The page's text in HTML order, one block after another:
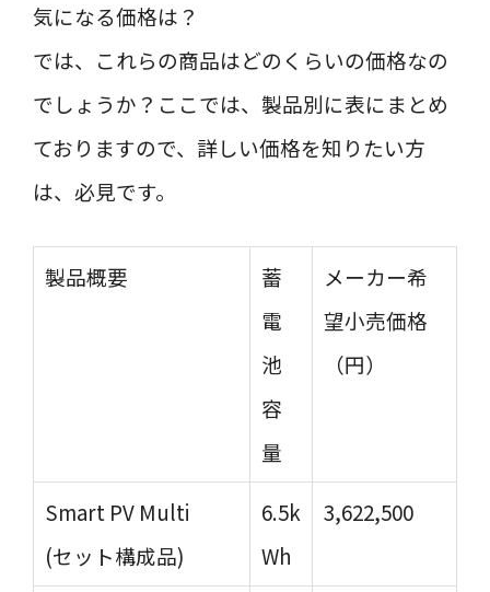
気になる価格は？
では、これらの商品はどのくらいの価格なの
でしょうか？ここでは、製品別に表にまとめ
ておりますので、詳しい価格を知りたい方
は、必見です。
製品概要
蓄
電
池
容
量
メーカー希
望小売価格
（円）
Smart PV Multi
(セット構成品)
6.5k
Wh
3,622,500